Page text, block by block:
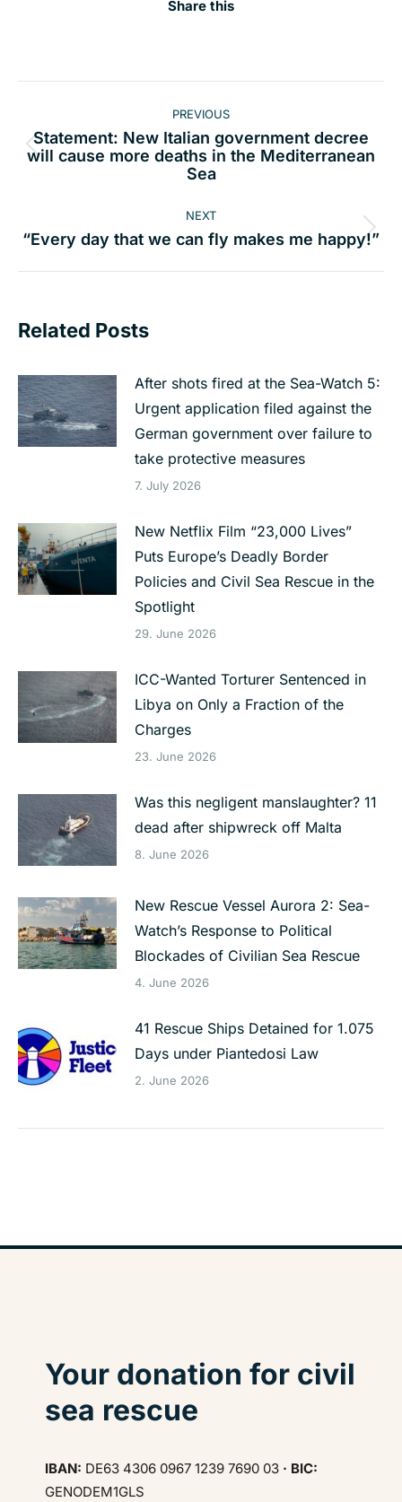
Share this
navigation PREVIOUS
Previous
post:
Statement: New Italian government decree
will cause more deaths in the Mediterranean
Sea
NEXT
Next
“Every day that we can fly makes me happy!”
Related Posts
After shots fired at the Sea-Watch 5:
Urgent application filed against the
German government over failure to
take protective measures
7. July 2026
New Netflix Film “23,000 Lives”
Puts Europe’s Deadly Border
Policies and Civil Sea Rescue in the
Spotlight
29. June 2026
ICC-Wanted Torturer Sentenced in
Libya on Only a Fraction of the
Charges
23. June 2026
Was this negligent manslaughter? 11
dead after shipwreck off Malta
8. June 2026
New Rescue Vessel Aurora 2: Sea-
Watch’s Response to Political
Blockades of Civilian Sea Rescue
4. June 2026
41 Rescue Ships Detained for 1.075
Days under Piantedosi Law
2. June 2026
Your donation for civil
sea rescue
IBAN: DE63 4306 0967 1239 7690 03 · BIC:
GENODEM1GLS